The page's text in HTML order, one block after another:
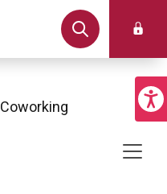
Coworking